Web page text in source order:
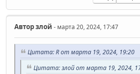
Авторзлой - марта 20, 2024, 17:47
Цитата: R от марта 19, 2024, 19:20
Цитата: злой от марта 19, 2024,